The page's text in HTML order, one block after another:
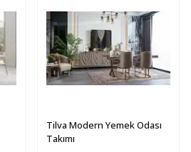
Tilva Modern Yemek Odası
Takımı